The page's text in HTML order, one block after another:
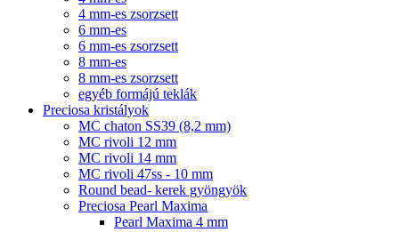
4 mm-es zsorzsett
6 mm-es
6 mm-es zsorzsett
8 mm-es
8 mm-es zsorzsett
egyéb formájú teklák
Preciosa kristályok
MC chaton SS39 (8,2 mm)
MC rivoli 12 mm
MC rivoli 14 mm
MC rivoli 47ss - 10 mm
Round bead- kerek gyöngyök
Preciosa Pearl Maxima
Pearl Maxima 4 mm